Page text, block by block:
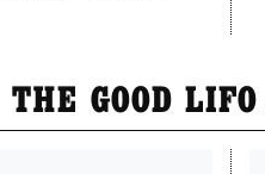
THE GOOD LIFO